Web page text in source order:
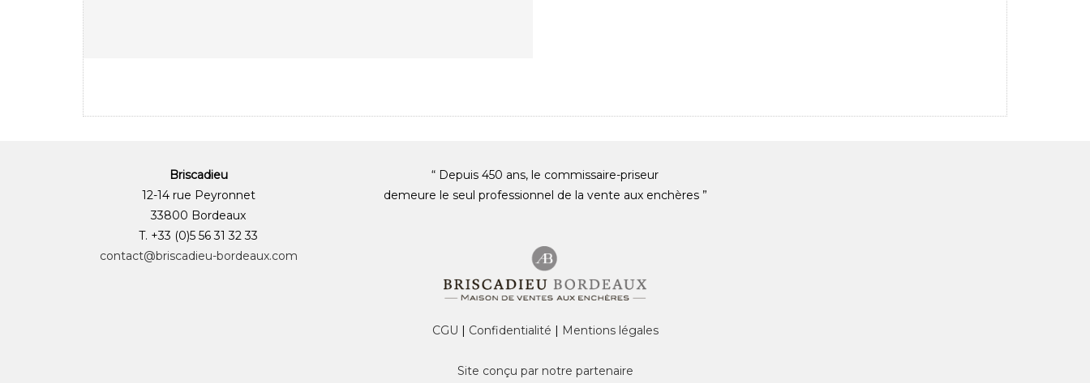
Briscadieu
12-14 rue Peyronnet
33800 Bordeaux
T. +33 (0)5 56 31 32 33
contact@briscadieu-bordeaux.com
“ Depuis 450 ans, le commissaire-priseur
demeure le seul professionnel de la vente aux enchères ”
CGU | Confidentialité | Mentions légales
Site conçu par notre partenaire